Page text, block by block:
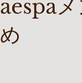
aespa
め